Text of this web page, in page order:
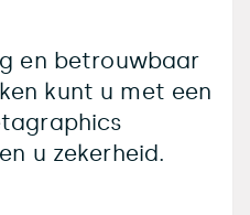
en betrouwbaar
kunt u met een
u zekerheid.